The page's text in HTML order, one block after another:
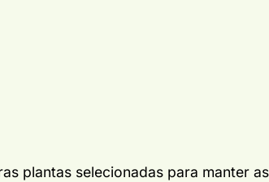
plantas selecionadas para manter